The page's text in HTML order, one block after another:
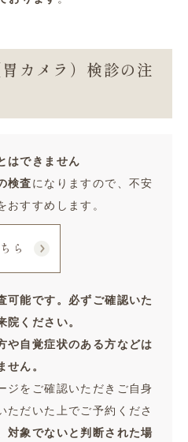
カメラ）検診の注
はできません
検査になりますので、不安
おすすめします。
ら
可能です。必ずご確認いた
院ください。
や自覚症状のある方などは
せん。
ジをご確認いただきご自身
ただいた上でご予約くださ
対象でないと判断された場